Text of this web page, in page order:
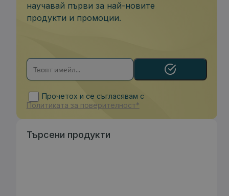
научавай първи за най-новите
продукти и промоции.
Прочетох и се съгласявам с
Политиката за поверителност*
Търсени продукти